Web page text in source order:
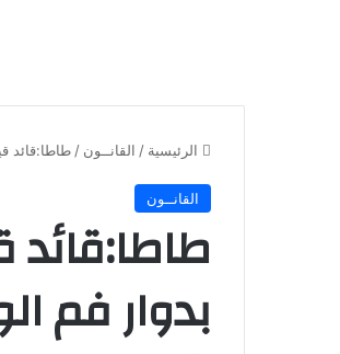
الرئيسية / القانــون / طاطا:قائد
القانــون
طاطا:قائد
بدوار فم